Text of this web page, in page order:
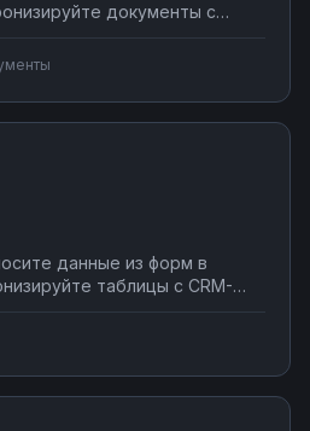
документы с
в мессенджеры.
облачного хранилища без
Nodul.
данные из форм в
таблицы с CRM-
Настраивайте
сложной автоматизации